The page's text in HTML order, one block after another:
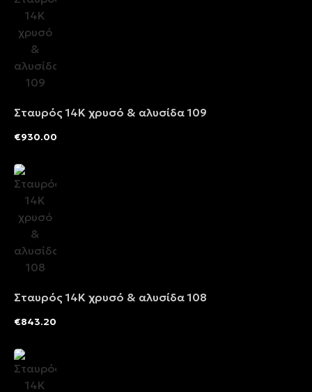
Σταυρός 14Κ χρυσό & αλυσίδα 109
€930.00
Σταυρός 14Κ χρυσό & αλυσίδα 108
€843.20